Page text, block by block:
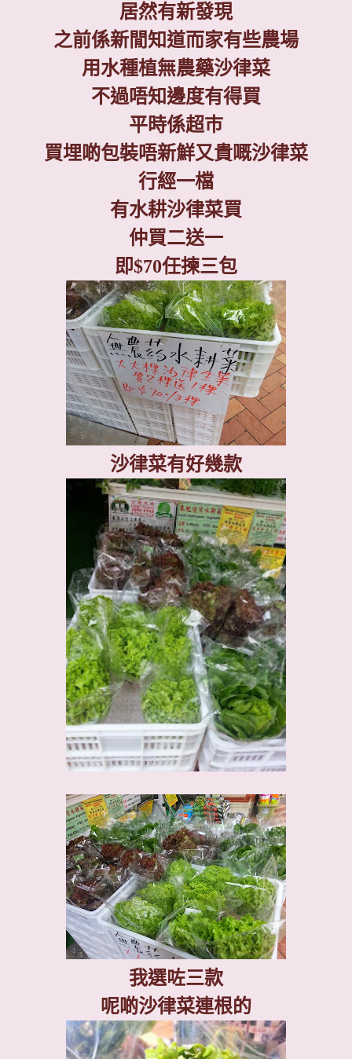
居然有新發現
之前係新閒知道而家有些農場
用水種植無農藥沙律菜
不過唔知邊度有得買
平時係超巿
買埋啲包裝唔新鮮又貴嘅沙律菜
行經一檔
有水耕沙律菜買
仲買二送一
即$70任揀三包
沙律菜有好幾款
我選咗三款
呢啲沙律菜連根的